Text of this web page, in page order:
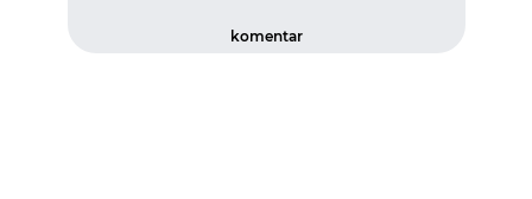
komentar